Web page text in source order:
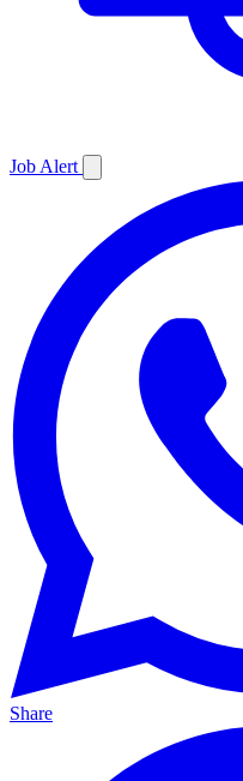
Job Alert
Share